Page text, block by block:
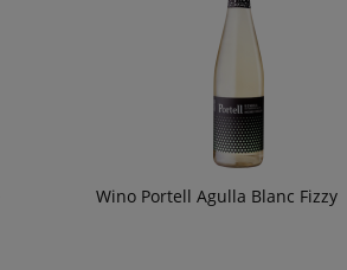
Wino Portell Agulla Blanc Fizzy